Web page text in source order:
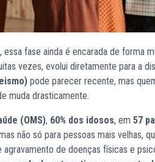
fase ainda é encarada de forma
vezes, evolui diretamente para a
pode parecer recente, mas
muda drasticamente.
(OMS), 60% dos idosos, em 57
não só para pessoas mais velhas,
de doenças físicas e